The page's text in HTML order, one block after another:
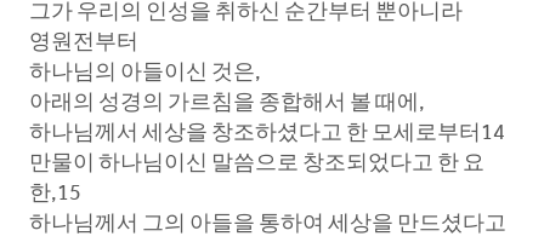
그가 우리의 인성을 취하신 순간부터 뿐아니라
영원전부터
하나님의 아들이신 것은,
아래의 성경의 가르침을 종합해서 볼 때에,
하나님께서 세상을 창조하셨다고 한 모세로부터14
만물이 하나님이신 말씀으로 창조되었다고 한 요
한,15
하나님께서 그의 아들을 통하여 세상을 만드셨다고